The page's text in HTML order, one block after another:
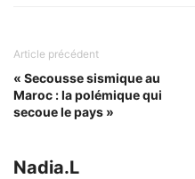
Article précédent
« Secousse sismique au
Maroc : la polémique qui
secoue le pays »
Nadia.L